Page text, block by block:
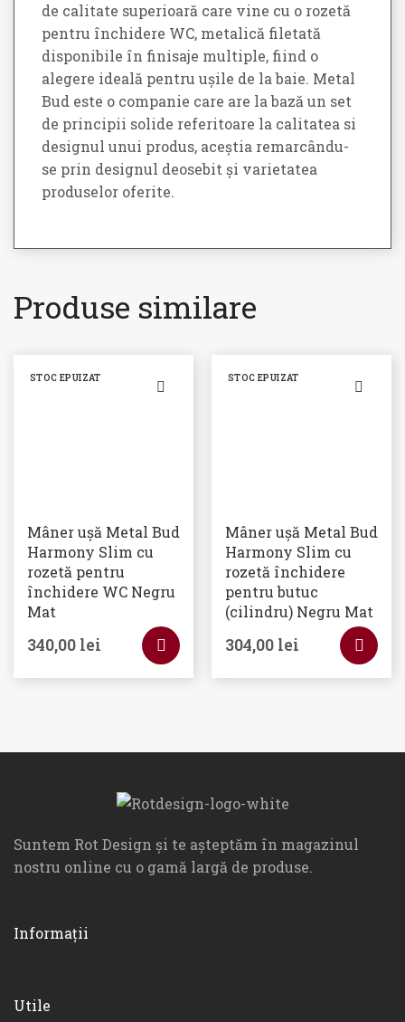
de calitate superioară care vine cu o rozetă
pentru închidere WC, metalică filetată
disponibile în finisaje multiple, fiind o
alegere ideală pentru ușile de la baie. Metal
Bud este o companie care are la bază un set
de principii solide referitoare la calitatea si
designul unui produs, aceștia remarcându-
se prin designul deosebit și varietatea
produselor oferite.
Produse similare
STOC EPUIZAT
Mâner ușă Metal Bud
Harmony Slim cu
rozetă pentru
închidere WC Negru
Mat
340,00 lei
STOC EPUIZAT
Mâner ușă Metal Bud
Harmony Slim cu
rozetă închidere
pentru butuc
(cilindru) Negru Mat
304,00 lei
Suntem Rot Design și te așteptăm în magazinul
nostru online cu o gamă largă de produse.
Informații
Utile